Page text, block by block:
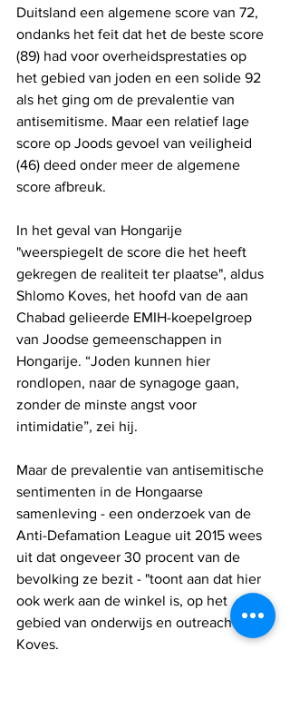
Duitsland een algemene score van 72,
ondanks het feit dat het de beste score
(89) had voor overheidsprestaties op
het gebied van joden en een solide 92
als het ging om de prevalentie van
antisemitisme. Maar een relatief lage
score op Joods gevoel van veiligheid
(46) deed onder meer de algemene
score afbreuk.
In het geval van Hongarije
"weerspiegelt de score die het heeft
gekregen de realiteit ter plaatse", aldus
Shlomo Koves, het hoofd van de aan
Chabad gelieerde EMIH-koepelgroep
van Joodse gemeenschappen in
Hongarije. “Joden kunnen hier
rondlopen, naar de synagoge gaan,
zonder de minste angst voor
intimidatie”, zei hij.
Maar de prevalentie van antisemitische
sentimenten in de Hongaarse
samenleving - een onderzoek van de
Anti-Defamation League uit 2015 wees
uit dat ongeveer 30 procent van de
bevolking ze bezit - "toont aan dat hier
ook werk aan de winkel is, op het
gebied van onderwijs en outreach", zei
Koves.